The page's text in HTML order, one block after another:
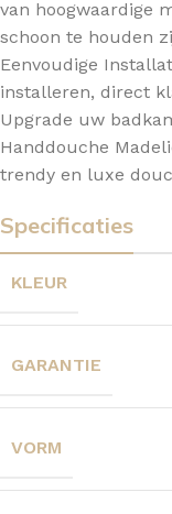
van hoogwaardige
schoon te houden
Eenvoudige
installeren, direct
Upgrade uw
Handdouche
trendy en luxe
Specificaties
KLEUR
GARANTIE
VORM